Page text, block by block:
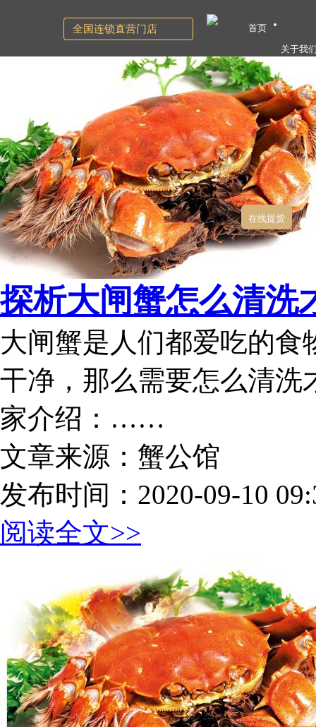
探析大闸蟹怎么清洗
大闸蟹是人们都爱吃的
干净，那么需要怎么清洗
家介绍：……
文章来源：蟹公馆
发布时间：2020-09-10
阅读全文>>
全国连锁直营门店
首页
关于我
在线提货